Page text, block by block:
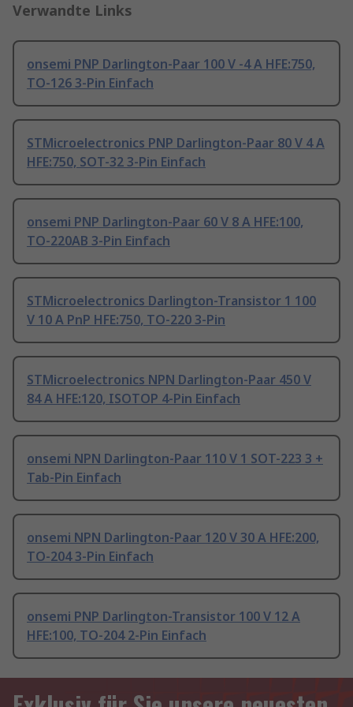
Verwandte Links
onsemi PNP Darlington-Paar 100 V -4 A HFE:750,
TO-126 3-Pin Einfach
STMicroelectronics PNP Darlington-Paar 80 V 4 A
HFE:750, SOT-32 3-Pin Einfach
onsemi PNP Darlington-Paar 60 V 8 A HFE:100,
TO-220AB 3-Pin Einfach
STMicroelectronics Darlington-Transistor 1 100
V 10 A PnP HFE:750, TO-220 3-Pin
STMicroelectronics NPN Darlington-Paar 450 V
84 A HFE:120, ISOTOP 4-Pin Einfach
onsemi NPN Darlington-Paar 110 V 1 SOT-223 3 +
Tab-Pin Einfach
onsemi NPN Darlington-Paar 120 V 30 A HFE:200,
TO-204 3-Pin Einfach
onsemi PNP Darlington-Transistor 100 V 12 A
HFE:100, TO-204 2-Pin Einfach